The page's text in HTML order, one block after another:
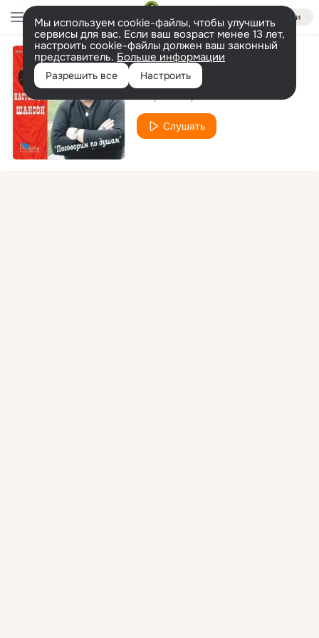
Войти
Мы используем cookie-файлы, чтобы улучшить
сервисы для вас. Если ваш возраст менее 13 лет,
настроить cookie-файлы должен ваш законный
представитель. Больше информации
Разрешить все Настроить
Дым от сигарет
Слушать